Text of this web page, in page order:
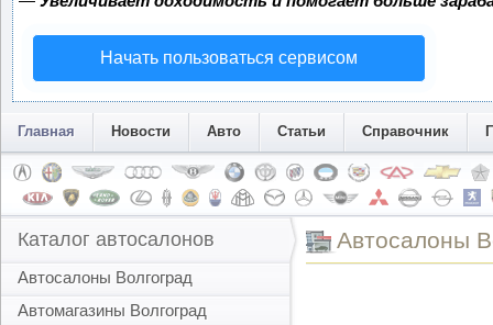
Начать пользоваться сервисом
Главная Новости Авто Статьи Справочник
Каталог автосалонов
Автосалоны Волгоград
Автомагазины Волгоград
Автоcалоны